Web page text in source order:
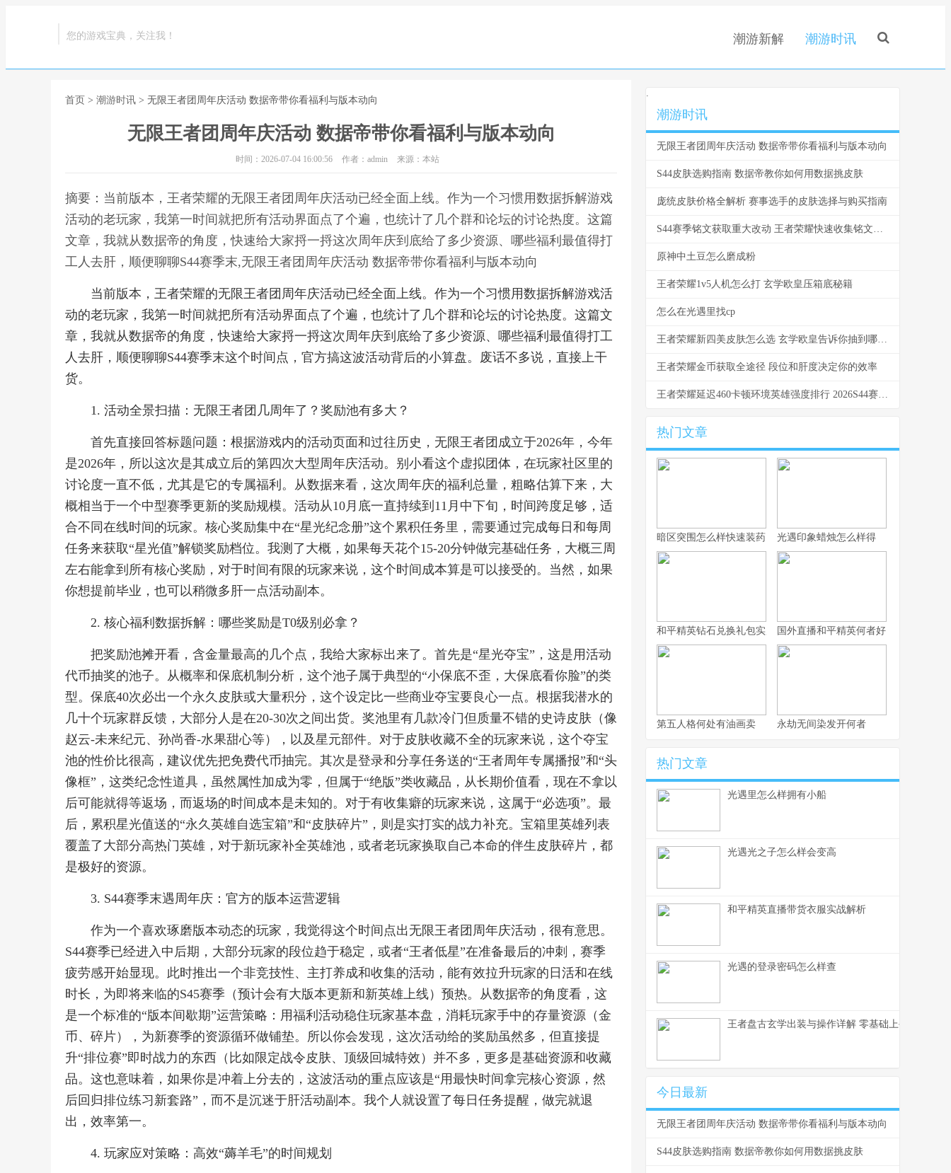
您的游戏宝典，关注我！ 潮游新解 潮游时讯
首页 > 潮游时讯 > 无限王者团周年庆活动 数据帝带你看福利与版本动向
无限王者团周年庆活动 数据帝带你看福利与版本动向
时间：2026-07-04 16:00:56 作者：admin 来源：本站
摘要：当前版本，王者荣耀的无限王者团周年庆活动已经全面上线。作为一个习惯用数据拆解游戏
活动的老玩家，我第一时间就把所有活动界面点了个遍，也统计了几个群和论坛的讨论热度。这篇
文章，我就从数据帝的角度，快速给大家捋一捋这次周年庆到底给了多少资源、哪些福利最值得打
工人去肝，顺便聊聊S44赛季末,无限王者团周年庆活动 数据帝带你看福利与版本动向
当前版本，王者荣耀的无限王者团周年庆活动已经全面上线。作为一个习惯用数据拆解游戏活
动的老玩家，我第一时间就把所有活动界面点了个遍，也统计了几个群和论坛的讨论热度。这篇文
章，我就从数据帝的角度，快速给大家捋一捋这次周年庆到底给了多少资源、哪些福利最值得打工
人去肝，顺便聊聊S44赛季末这个时间点，官方搞这波活动背后的小算盘。废话不多说，直接上干
货。
1. 活动全景扫描：无限王者团几周年了？奖励池有多大？
首先直接回答标题问题：根据游戏内的活动页面和过往历史，无限王者团成立于2026年，今年
是2026年，所以这次是其成立后的第四次大型周年庆活动。别小看这个虚拟团体，在玩家社区里的
讨论度一直不低，尤其是它的专属福利。从数据来看，这次周年庆的福利总量，粗略估算下来，大
概相当于一个中型赛季更新的奖励规模。活动从10月底一直持续到11月中下旬，时间跨度足够，适
合不同在线时间的玩家。核心奖励集中在“星光纪念册”这个累积任务里，需要通过完成每日和每周
任务来获取“星光值”解锁奖励档位。我测了大概，如果每天花个15-20分钟做完基础任务，大概三周
左右能拿到所有核心奖励，对于时间有限的玩家来说，这个时间成本算是可以接受的。当然，如果
你想提前毕业，也可以稍微多肝一点活动副本。
2. 核心福利数据拆解：哪些奖励是T0级别必拿？
把奖励池摊开看，含金量最高的几个点，我给大家标出来了。首先是“星光夺宝”，这是用活动
代币抽奖的池子。从概率和保底机制分析，这个池子属于典型的“小保底不歪，大保底看你脸”的类
型。保底40次必出一个永久皮肤或大量积分，这个设定比一些商业夺宝要良心一点。根据我潜水的
几十个玩家群反馈，大部分人是在20-30次之间出货。奖池里有几款冷门但质量不错的史诗皮肤（像
赵云-未来纪元、孙尚香-水果甜心等），以及星元部件。对于皮肤收藏不全的玩家来说，这个夺宝
池的性价比很高，建议优先把免费代币抽完。其次是登录和分享任务送的“王者周年专属播报”和“头
像框”，这类纪念性道具，虽然属性加成为零，但属于“绝版”类收藏品，从长期价值看，现在不拿以
后可能就得等返场，而返场的时间成本是未知的。对于有收集癖的玩家来说，这属于“必选项”。最
后，累积星光值送的“永久英雄自选宝箱”和“皮肤碎片”，则是实打实的战力补充。宝箱里英雄列表
覆盖了大部分高热门英雄，对于新玩家补全英雄池，或者老玩家换取自己本命的伴生皮肤碎片，都
是极好的资源。
3. S44赛季末遇周年庆：官方的版本运营逻辑
作为一个喜欢琢磨版本动态的玩家，我觉得这个时间点出无限王者团周年庆活动，很有意思。
S44赛季已经进入中后期，大部分玩家的段位趋于稳定，或者“王者低星”在准备最后的冲刺，赛季
疲劳感开始显现。此时推出一个非竞技性、主打养成和收集的活动，能有效拉升玩家的日活和在线
时长，为即将来临的S45赛季（预计会有大版本更新和新英雄上线）预热。从数据帝的角度看，这
是一个标准的“版本间歇期”运营策略：用福利活动稳住玩家基本盘，消耗玩家手中的存量资源（金
币、碎片），为新赛季的资源循环做铺垫。所以你会发现，这次活动给的奖励虽然多，但直接提
升“排位赛”即时战力的东西（比如限定战令皮肤、顶级回城特效）并不多，更多是基础资源和收藏
品。这也意味着，如果你是冲着上分去的，这波活动的重点应该是“用最快时间拿完核心资源，然
后回归排位练习新套路”，而不是沉迷于肝活动副本。我个人就设置了每日任务提醒，做完就退
出，效率第一。
4. 玩家应对策略：高效“薅羊毛”的时间规划
.
潮游时讯
无限王者团周年庆活动 数据帝带你看福利与版本动向
S44皮肤选购指南 数据帝教你如何用数据挑皮肤
庞统皮肤价格全解析 赛事选手的皮肤选择与购买指南
S44赛季铭文获取重大改动 王者荣耀快速收集铭文全攻略
原神中土豆怎么磨成粉
王者荣耀1v5人机怎么打 玄学欧皇压箱底秘籍
怎么在光遇里找cp
王者荣耀新四美皮肤怎么选 玄学欧皇告诉你抽到哪个最赚
王者荣耀金币获取全途径 段位和肝度决定你的效率
王者荣耀延迟460卡顿环境英雄强度排行 2026S44赛季实测推荐
热门文章
暗区突围怎么样快速装药 光遇印象蜡烛怎么样得
和平精英钻石兑换礼包实用攻略详解国外直播和平精英何者好
第五人格何处有油画卖 永劫无间染发开何者
热门文章
光遇里怎么样拥有小船
光遇光之子怎么样会变高
和平精英直播带货衣服实战解析
光遇的登录密码怎么样查
王者盘古玄学出装与操作详解 零基础上手到乱杀的
今日最新
无限王者团周年庆活动 数据帝带你看福利与版本动向
S44皮肤选购指南 数据帝教你如何用数据挑皮肤